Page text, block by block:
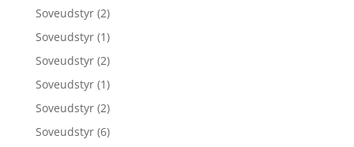
Soveudstyr (2)
Soveudstyr (1)
Soveudstyr (2)
Soveudstyr (1)
Soveudstyr (2)
Soveudstyr (6)